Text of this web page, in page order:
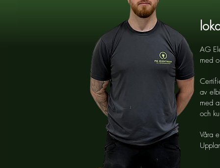
AG
med
av
med
och
Våra